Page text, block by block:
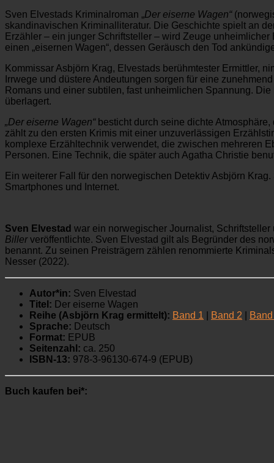
Sven Elvestads Kriminalroman „Der eiserne Wagen“
skandinavischen Kriminalliteratur. Die Geschichte spielt an
Erzähler – ein junger Schriftsteller – wird Zeuge
einen „eisernen Wagen“, dessen Geräusch den Tod
Kommissar Asbjörn Krag, Elvestads berühmtester Ermittler,
Irrwege und düstere Andeutungen sorgen für eine
Romans und einer subtilen, fast unheimlichen Spannung.
überlagert.
„Der eiserne Wagen“besticht durch seine dichte
zählt zu den ersten Krimis mit einer unzuverlässigen
komplexe Erzähltechnik verwendet, die zwischen mehreren
Personen. Eine Technik, die später auch Agatha Christie
Ein weiterer Fall für den norwegischen Detektiv Asbjörn
Smartphones und Internet.
Sven Elvestad war ein norwegischer Journalist,
Billerveröffentlichte. Sven Elvestad gilt als Begründer des
benannt. Zu seinen Preisträgern zählen renommierte
Nesser (2022).
Autor*in: Sven Elvestad
Titel: Der eiserne Wagen
Reihe (Asbjörn Krag ermittelt): Band 1 Band 2
Sprache: Deutsch
Format: EPUB
Seitenzahl: ca. 250
ISBN-13: 978-3-96130-674-9 (EPUB)
Buch kaufen bei*: